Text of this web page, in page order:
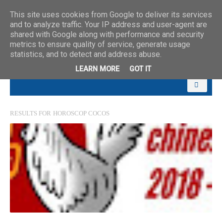
RESULTS FOR HOROSCOP COCOS
This site uses cookies from Google to deliver its services
and to analyze traffic. Your IP address and user-agent are
shared with Google along with performance and security
metrics to ensure quality of service, generate usage
statistics, and to detect and address abuse.
LEARN MORE GOT IT